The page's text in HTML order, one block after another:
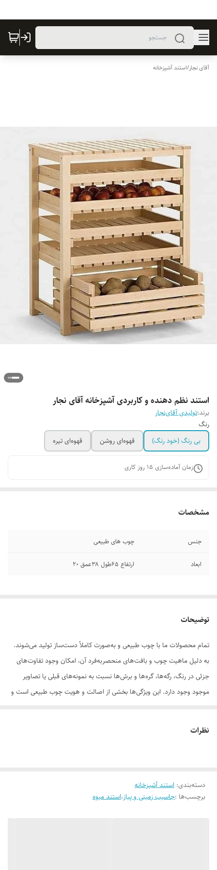
آقای نجار/استند آشپزخانه
استند نظم دهنده و کاربردی آشپزخانه آقای نجار
برند:تولیدی آقای‌نجار
رنگ
بی رنگ (خود رنگ)
قهوه‌ای روشن قهوه‌ای تیره
زمان آماده‌سازی 15 روز کاری
مشخصات
جنس چوب های طبیعی
ابعاد ارتفاع ۶۵طول ۳۸عمق ۲۰
توضیحات
تمام محصولات ما با چوب طبیعی و به‌صورت کاملاً دست‌ساز تولید می‌شوند.
به دلیل ماهیت چوب و بافت‌های منحصر‌به‌فرد آن، امکان وجود تفاوت‌های
جزئی در رنگ، رگه‌ها، گره‌ها و برش‌ها نسبت به نمونه‌های قبلی یا تصاویر
موجود وجود دارد. این ویژگی‌ها بخشی از اصالت و هویت چوب طبیعی است و
سفارش به‌منزله‌ی پذیرش این موارد و آگاهی از ویژگی‌های طبیعی چوب هست
نظرات
دسته‌بندی: استند آشپزخانه
برچسب‌ها :جاسیب زمینی و پیاز،استند میوه